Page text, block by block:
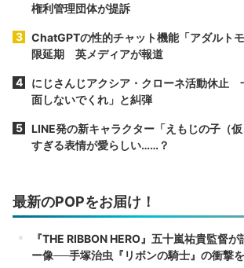
権利管理団体が提訴
ChatGPTの性的チャット機能「アダルト
限延期 英メディアが報道
にじさんじアクシア・クローネ活動休止
面しないでくれ」と糾弾
LINE発の新キャラクター「えもじの子（
すぎる表情が愛らしい……？
最新のPOPをお届け！
『THE RIBBON HERO』五十嵐祐貴監督
ー像──手塚治虫『リボンの騎士』の衝撃